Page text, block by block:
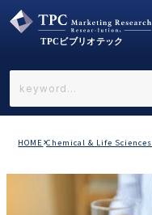
←戻る
HOME Chemical & Life Sciences